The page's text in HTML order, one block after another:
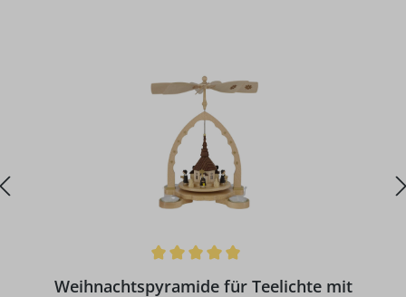
Weihnachtspyramide für Teelichte mit